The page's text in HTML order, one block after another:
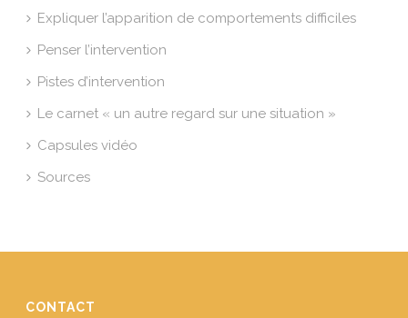
Expliquer l’apparition de comportements difficiles
Penser l’intervention
Pistes d’intervention
Le carnet « un autre regard sur une situation »
Capsules vidéo
Sources
CONTACT